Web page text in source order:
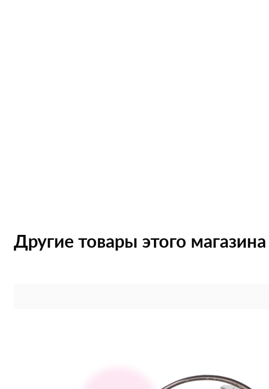
Другие товары этого магазина